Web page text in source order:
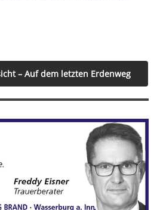
– Auf dem letzten Erdenweg